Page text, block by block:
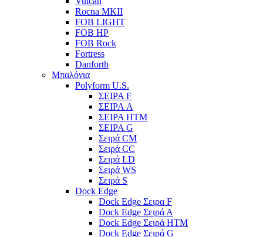
Rocna MKII
FOB LIGHT
FOB HP
FOB Rock
Fortress
Danforth
Μπαλόνια
Polyform U.S.
ΣΕΙΡΑ F
ΣΕΙΡΑ A
ΣΕΙΡΑ HTM
ΣΕΙΡΑ G
Σειρά CM
Σειρά CC
Σειρά LD
Σειρά WS
Σειρά S
Dock Edge
Dock Edge Σειρα F
Dock Edge Σειρά Α
Dock Edge Σειρά HTM
Dock Edge Σειρά G